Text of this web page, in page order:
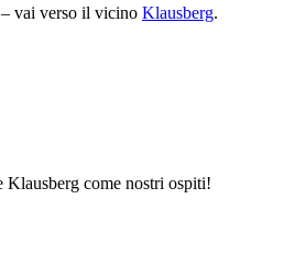
vai verso il vicino Klausberg.
Klausberg come nostri ospiti!